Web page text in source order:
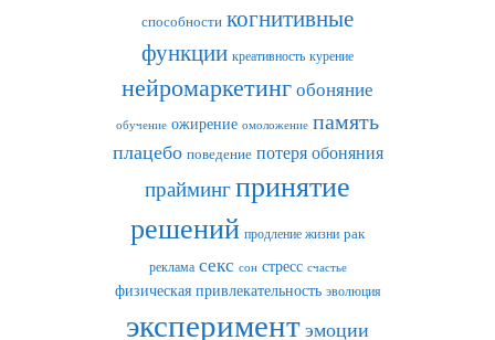
способности когнитивные
функции креативность курение
нейромаркетинг обоняние
обучение ожирение омоложение память
плацебо поведение потеря обоняния
праймингпринятие
решений продление жизни рак
реклама секс сон стресс счастье
физическая привлекательность эволюция
эксперимент эмоции